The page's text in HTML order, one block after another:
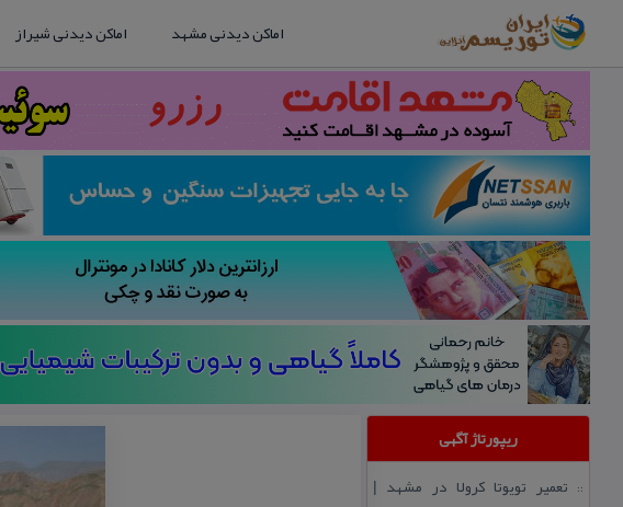
اماکن دیدنی مشهد اماکن دیدنی شیراز
ریپورتاژ آگهی
:: تعمیر تویوتا كرولا در مشهد |